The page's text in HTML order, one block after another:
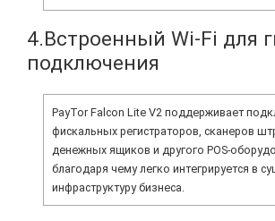
4.Встроенный Wi-Fi для
подключения
PayTor Falcon Lite V2 поддерживает
фискальных регистраторов, сканеров
денежных ящиков и другого POS-
благодаря чему легко интегрируется в
инфраструктуру бизнеса.